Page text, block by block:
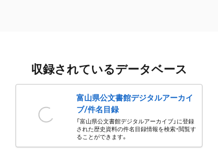
収録されているデータベース
富山県公文書館デジタルアーカイ
ブ/件名目録
「富山県公文書館デジタルアーカイブ」に登録
された歴史資料の件名目録情報を検索・閲覧す
ることができます。